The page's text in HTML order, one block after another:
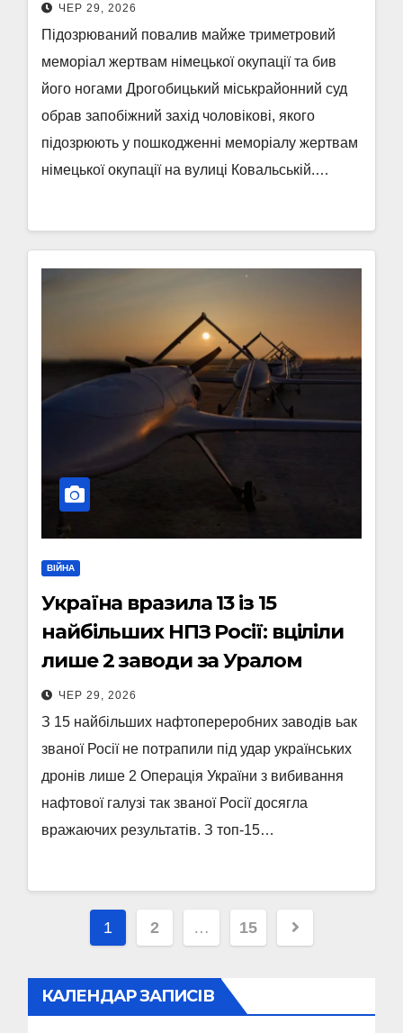
ЧЕР 29, 2026
Підозрюваний повалив майже триметровий
меморіал жертвам німецької окупації та бив
його ногами Дрогобицький міськрайонний суд
обрав запобіжний захід чоловікові, якого
підозрюють у пошкодженні меморіалу жертвам
німецької окупації на вулиці Ковальській.…
ВІЙНА
Україна вразила 13 із 15
найбільших НПЗ Росії: вціліли
лише 2 заводи за Уралом
ЧЕР 29, 2026
З 15 найбільших нафтопереробних заводів ьак
званої Росії не потрапили під удар українських
дронів лише 2 Операція України з вибивання
нафтової галузі так званої Росії досягла
вражаючих результатів. З топ-15…
Пагінація
1 2 … 15
КАЛЕНДАР ЗАПИСІВ